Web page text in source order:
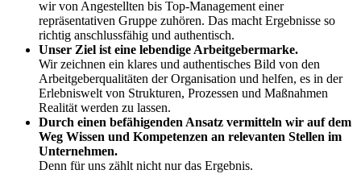
wir von Angestellten bis Top-Management einer
repräsentativen Gruppe zuhören. Das macht Ergebnisse so
richtig anschlussfähig und authentisch.
Unser Ziel ist eine lebendige Arbeitgebermarke.
Wir zeichnen ein klares und authentisches Bild von den
Arbeitgeberqualitäten der Organisation und helfen, es in der
Erlebniswelt von Strukturen, Prozessen und Maßnahmen
Realität werden zu lassen.
Durch einen befähigenden Ansatz vermitteln wir auf dem
Weg Wissen und Kompetenzen an relevanten Stellen im
Unternehmen.
Denn für uns zählt nicht nur das Ergebnis.